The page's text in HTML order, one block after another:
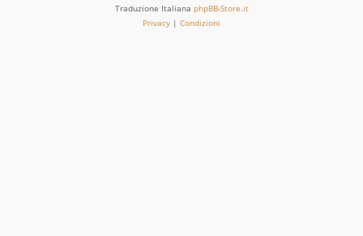
Traduzione Italiana phpBB-Store.it
Privacy | Condizioni